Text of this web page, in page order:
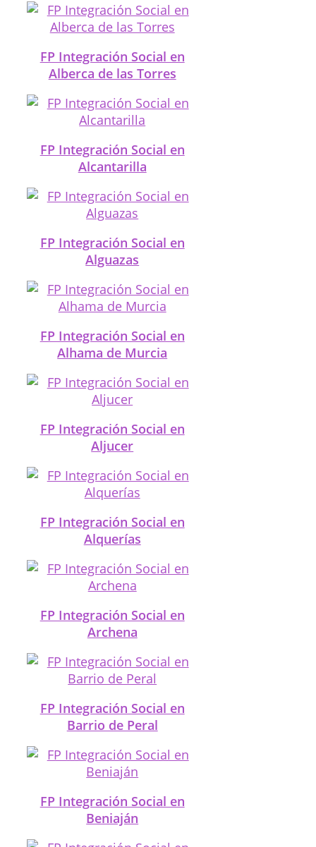
FP Integración Social en
Alberca de las Torres
FP Integración Social en
Alcantarilla
FP Integración Social en
Alguazas
FP Integración Social en
Alhama de Murcia
FP Integración Social en
Aljucer
FP Integración Social en
Alquerías
FP Integración Social en
Archena
FP Integración Social en
Barrio de Peral
FP Integración Social en
Beniaján